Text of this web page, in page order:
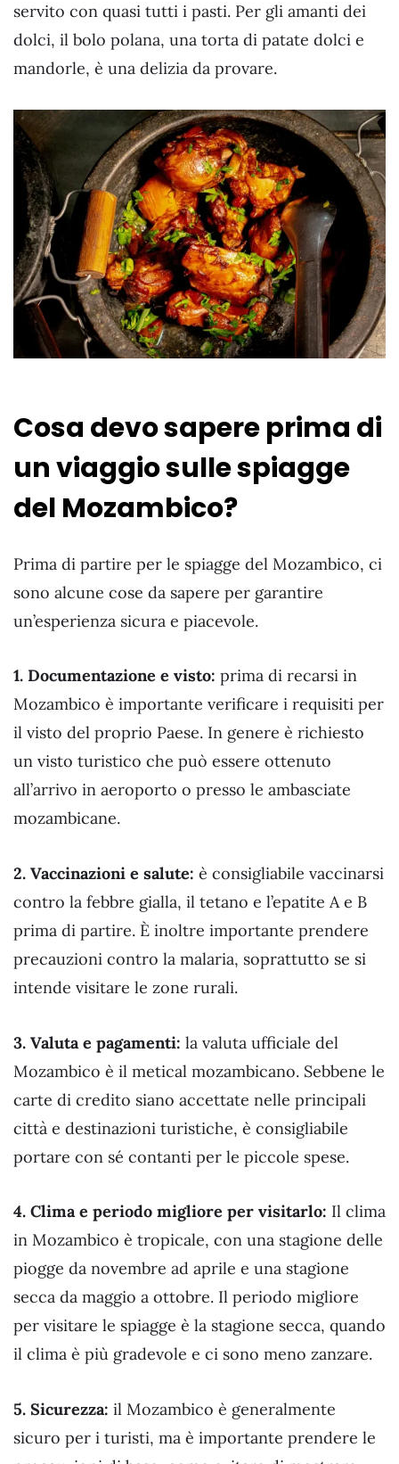
servito con quasi tutti i pasti. Per gli amanti dei
dolci, il bolo polana, una torta di patate dolci e
mandorle, è una delizia da provare.
Cosa devo sapere prima di
un viaggio sulle spiagge
del Mozambico?
Prima di partire per le spiagge del Mozambico, ci
sono alcune cose da sapere per garantire
un’esperienza sicura e piacevole.
1. Documentazione e visto: prima di recarsi in
Mozambico è importante verificare i requisiti per
il visto del proprio Paese. In genere è richiesto
un visto turistico che può essere ottenuto
all’arrivo in aeroporto o presso le ambasciate
mozambicane.
2. Vaccinazioni e salute: è consigliabile vaccinarsi
contro la febbre gialla, il tetano e l’epatite A e B
prima di partire. È inoltre importante prendere
precauzioni contro la malaria, soprattutto se si
intende visitare le zone rurali.
3. Valuta e pagamenti: la valuta ufficiale del
Mozambico è il metical mozambicano. Sebbene le
carte di credito siano accettate nelle principali
città e destinazioni turistiche, è consigliabile
portare con sé contanti per le piccole spese.
4. Clima e periodo migliore per visitarlo: Il clima
in Mozambico è tropicale, con una stagione delle
piogge da novembre ad aprile e una stagione
secca da maggio a ottobre. Il periodo migliore
per visitare le spiagge è la stagione secca, quando
il clima è più gradevole e ci sono meno zanzare.
5. Sicurezza: il Mozambico è generalmente
sicuro per i turisti, ma è importante prendere le